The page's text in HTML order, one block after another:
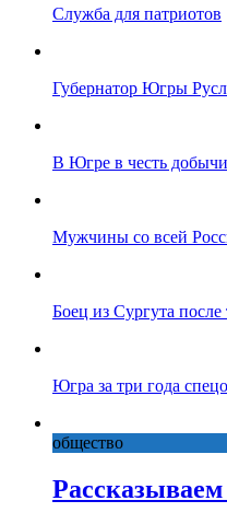
Служба для патриотов
Губернатор Югры
В Югре в честь
Мужчины со всей
Боец из Сургута
Югра за три года
общество